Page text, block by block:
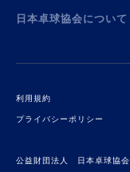
日本卓球協会について
利用規約
プライバシーポリシー
公益財団法人 日本卓球協会